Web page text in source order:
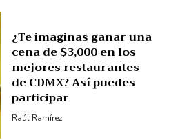
¿Te imaginas ganar una
cena de $3,000 en los
mejores restaurantes
de CDMX? Así puedes
participar
Raúl Ramírez